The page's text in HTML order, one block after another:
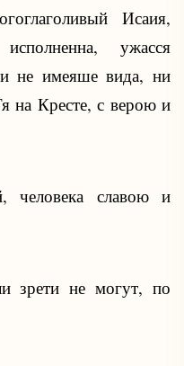
Исаия,
ужасся
не имеяше вида, ни
на Кресте, с верою и
человека славою и
зрети не могут, по